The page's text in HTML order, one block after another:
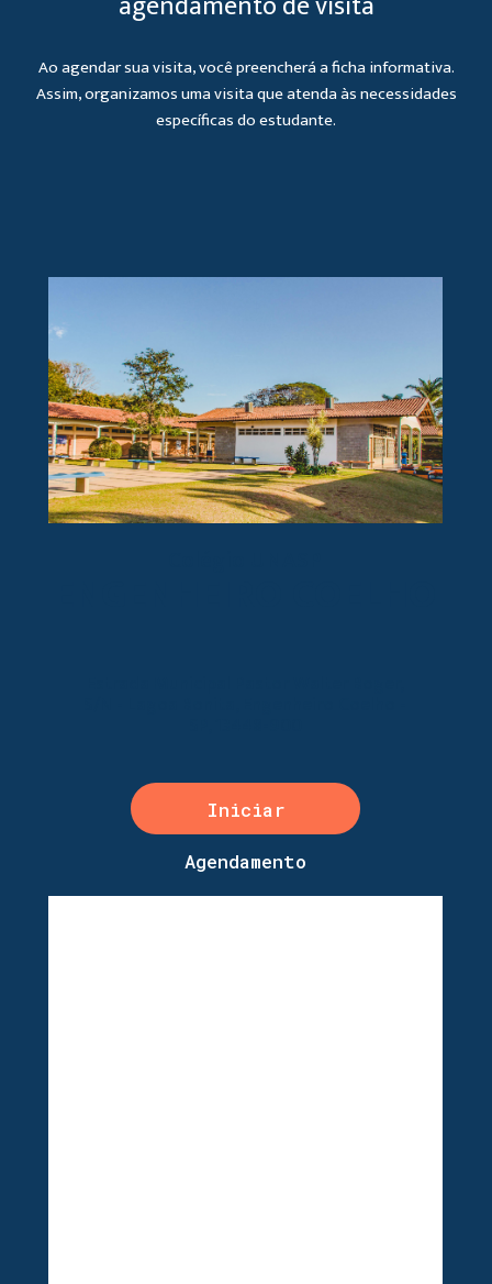
Ao agendar sua visita, você preencherá a ficha informativa.
Assim, organizamos uma visita que atenda às necessidades
específicas do estudante.
Iniciar
Agendamento